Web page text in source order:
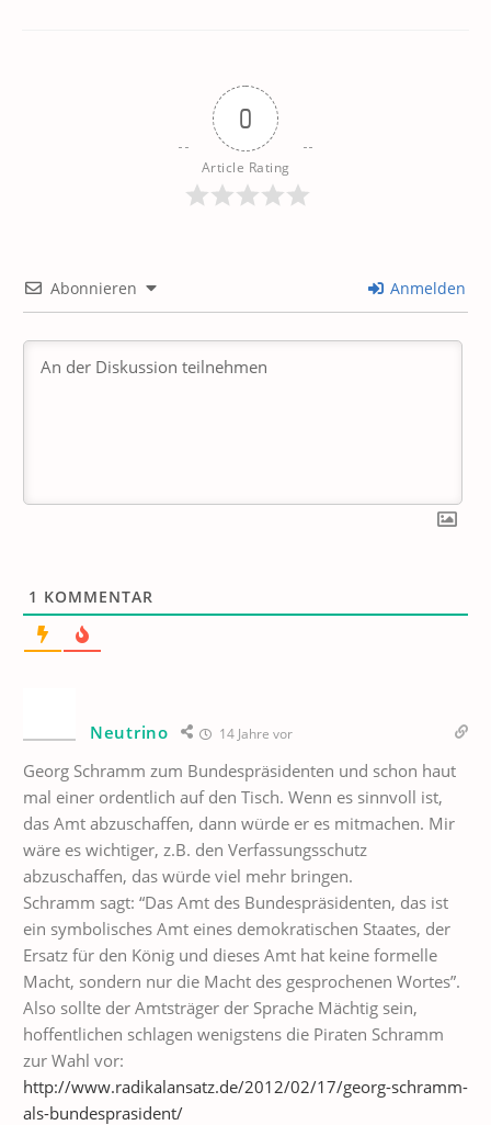
0
Article Rating
Abonnieren Anmelden
1 KOMMENTAR
Neutrino 14 Jahre vor
Georg Schramm zum Bundespräsidenten und schon haut
mal einer ordentlich auf den Tisch. Wenn es sinnvoll ist,
das Amt abzuschaffen, dann würde er es mitmachen. Mir
wäre es wichtiger, z.B. den Verfassungsschutz
abzuschaffen, das würde viel mehr bringen.
Schramm sagt: “Das Amt des Bundespräsidenten, das ist
ein symbolisches Amt eines demokratischen Staates, der
Ersatz für den König und dieses Amt hat keine formelle
Macht, sondern nur die Macht des gesprochenen Wortes”.
Also sollte der Amtsträger der Sprache Mächtig sein,
hoffentlichen schlagen wenigstens die Piraten Schramm
zur Wahl vor:
http://www.radikalansatz.de/2012/02/17/georg-schramm-
als-bundesprasident/